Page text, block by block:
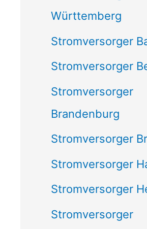
Württemberg
Stromversorger
Stromversorger
Stromversorger
Brandenburg
Stromversorger
Stromversorger
Stromversorger
Stromversorger